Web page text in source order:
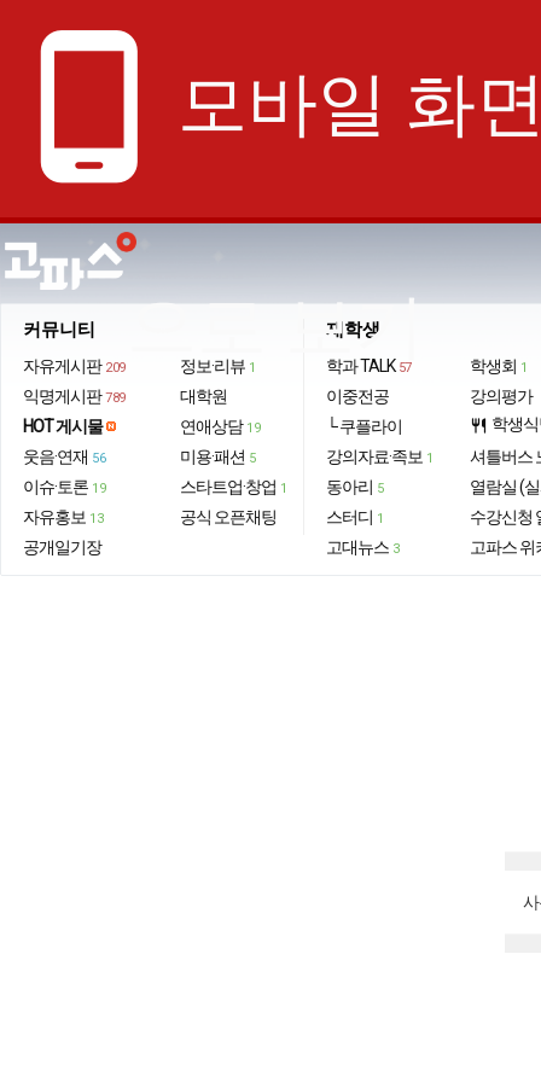
phone_android 모바일 화
으로 보기
커뮤니티
자유게시판 209
익명게시판 789
HOT 게시물
웃음·연재 56
이슈·토론 19
자유홍보 13
공개일기장
정보·리뷰 1
대학원
연애상담 19
미용·패션 5
스타트업·창업 1
공식 오픈채팅
재학생
학과 TALK 57
이중전공
└ 쿠플라이
강의자료·족보 1
동아리 5
스터디 1
고대뉴스 3
학생회 1
강의평가
restaurant 학생
셔틀버스
열람실 (
수강신청
고파스 위